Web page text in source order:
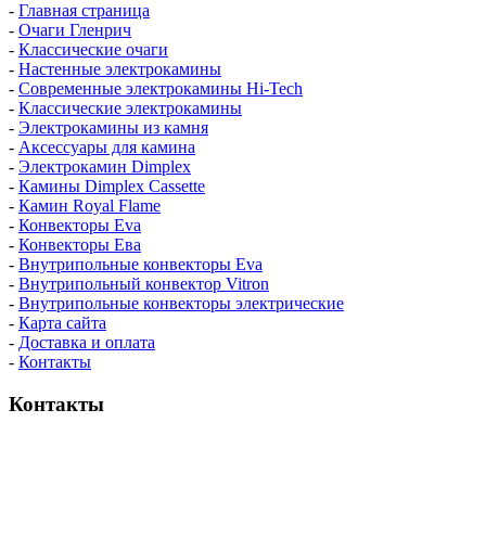
- Главная страница
- Очаги Гленрич
- Классические очаги
- Настенные электрокамины
- Современные электрокамины Hi-Tech
- Классические электрокамины
- Электрокамины из камня
- Аксессуары для камина
- Электрокамин Dimplex
- Камины Dimplex Cassette
- Камин Royal Flame
- Конвекторы Eva
- Конвекторы Ева
- Внутрипольные конвекторы Eva
- Внутрипольный конвектор Vitron
- Внутрипольные конвекторы электрические
- Карта сайта
- Доставка и оплата
- Контакты
Контакты